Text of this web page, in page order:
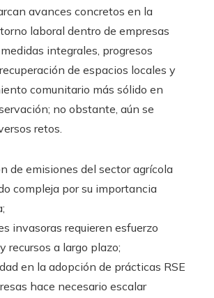
avances concretos en la
laboral dentro de empresas
integrales, progresos
de espacios locales y
comunitario más sólido en
no obstante, aún se
retos.
de emisiones del sector agrícola
compleja por su importancia
invasoras requieren esfuerzo
recursos a largo plazo;
en la adopción de prácticas RSE
hace necesario escalar